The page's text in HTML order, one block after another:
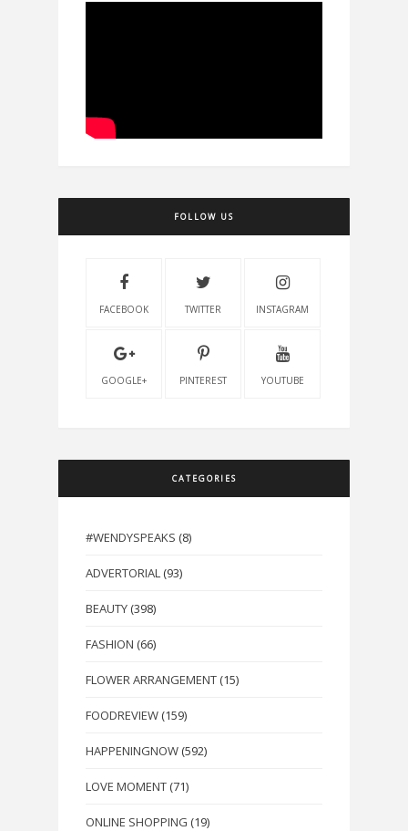
FOLLOW US
FACEBOOK TWITTER INSTAGRAM
GOOGLE+ PINTEREST YOUTUBE
CATEGORIES
#WENDYSPEAKS (8)
ADVERTORIAL (93)
BEAUTY (398)
FASHION (66)
FLOWER ARRANGEMENT (15)
FOODREVIEW (159)
HAPPENINGNOW (592)
LOVE MOMENT (71)
ONLINE SHOPPING (19)